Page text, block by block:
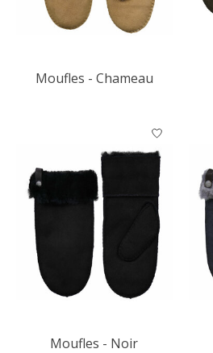
Moufles - Chameau
Moufles - Noir